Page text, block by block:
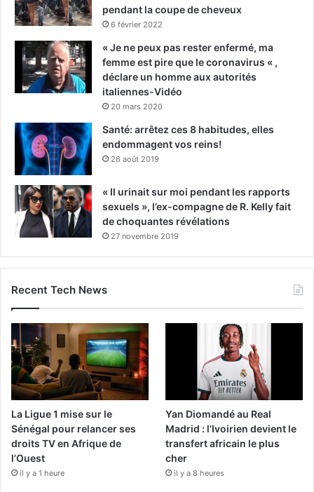
pendant la coupe de cheveux
6 février 2022
« Je ne peux pas rester enfermé, ma
femme est pire que le coronavirus « ,
déclare un homme aux autorités
italiennes-Vidéo
20 mars 2020
Santé: arrêtez ces 8 habitudes, elles
endommagent vos reins!
26 août 2019
« Il urinait sur moi pendant les rapports
sexuels », l’ex-compagne de R. Kelly fait
de choquantes révélations
27 novembre 2019
Recent Tech News
La Ligue 1 mise sur le
Sénégal pour relancer ses
droits TV en Afrique de
l’Ouest
il y a 1 heure
Yan Diomandé au Real
Madrid : l’Ivoirien devient le
transfert africain le plus
cher
il y a 8 heures